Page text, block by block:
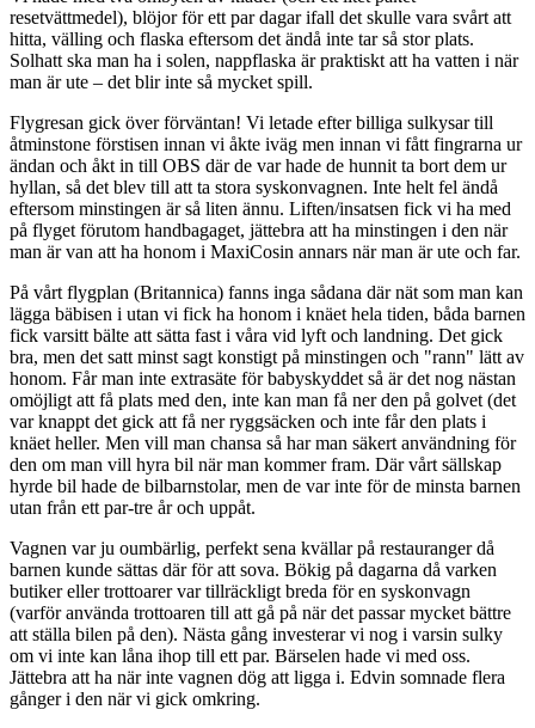
resetvättmedel), blöjor för ett par dagar ifall det skulle vara svårt att
hitta, välling och flaska eftersom det ändå inte tar så stor plats.
Solhatt ska man ha i solen, nappflaska är praktiskt att ha vatten i när
man är ute – det blir inte så mycket spill.
Flygresan gick över förväntan! Vi letade efter billiga sulkysar till
åtminstone förstisen innan vi åkte iväg men innan vi fått fingrarna ur
ändan och åkt in till OBS där de var hade de hunnit ta bort dem ur
hyllan, så det blev till att ta stora syskonvagnen. Inte helt fel ändå
eftersom minstingen är så liten ännu. Liften/insatsen fick vi ha med
på flyget förutom handbagaget, jättebra att ha minstingen i den när
man är van att ha honom i MaxiCosin annars när man är ute och far.
På vårt flygplan (Britannica) fanns inga sådana där nät som man kan
lägga bäbisen i utan vi fick ha honom i knäet hela tiden, båda barnen
fick varsitt bälte att sätta fast i våra vid lyft och landning. Det gick
bra, men det satt minst sagt konstigt på minstingen och "rann" lätt av
honom. Får man inte extrasäte för babyskyddet så är det nog nästan
omöjligt att få plats med den, inte kan man få ner den på golvet (det
var knappt det gick att få ner ryggsäcken och inte får den plats i
knäet heller. Men vill man chansa så har man säkert användning för
den om man vill hyra bil när man kommer fram. Där vårt sällskap
hyrde bil hade de bilbarnstolar, men de var inte för de minsta barnen
utan från ett par-tre år och uppåt.
Vagnen var ju oumbärlig, perfekt sena kvällar på restauranger då
barnen kunde sättas där för att sova. Bökig på dagarna då varken
butiker eller trottoarer var tillräckligt breda för en syskonvagn
(varför använda trottoaren till att gå på när det passar mycket bättre
att ställa bilen på den). Nästa gång investerar vi nog i varsin sulky
om vi inte kan låna ihop till ett par. Bärselen hade vi med oss.
Jättebra att ha när inte vagnen dög att ligga i. Edvin somnade flera
gånger i den när vi gick omkring.